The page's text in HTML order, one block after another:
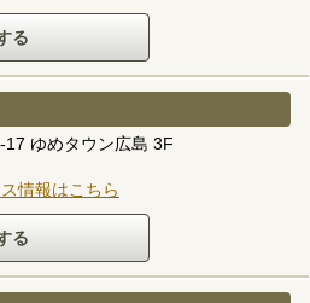
ゆめタウン広島 3F
情報はこちら